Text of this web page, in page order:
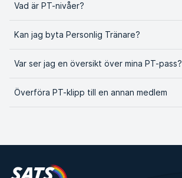
Vad är PT-nivåer?
Kan jag byta Personlig Tränare?
Var ser jag en översikt över mina PT-pass?
Överföra PT-klipp till en annan medlem